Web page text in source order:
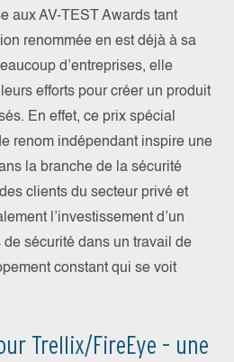
aux AV-TEST Awards tant
renommée en est déjà à sa
d’entreprises, elle
efforts pour créer un produit
En effet, ce prix spécial
renom indépendant inspire une
la branche de la sécurité
clients du secteur privé et
l’investissement d’un
sécurité dans un travail de
constant qui se voit
Trellix/FireEye – une